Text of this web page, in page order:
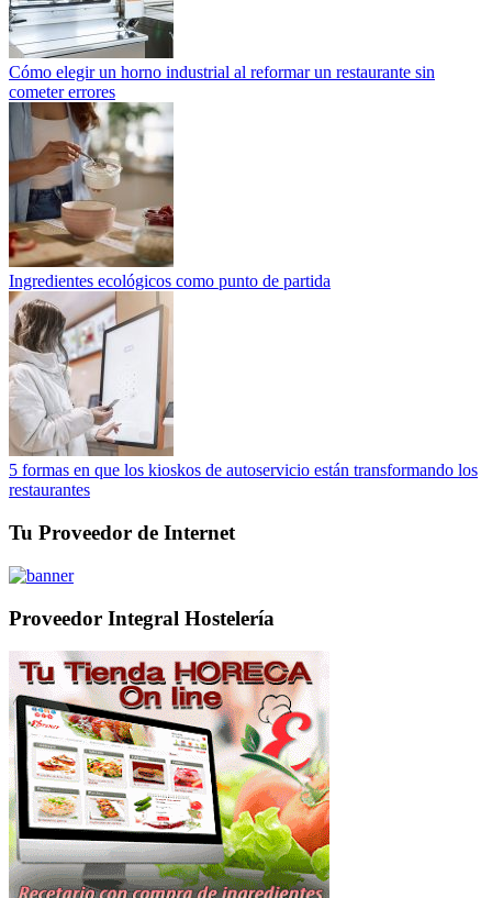
Cómo elegir un horno industrial al reformar un restaurante sin
cometer errores
Ingredientes ecológicos como punto de partida
5 formas en que los kioskos de autoservicio están transformando los
restaurantes
Tu Proveedor de Internet
Proveedor Integral Hostelería